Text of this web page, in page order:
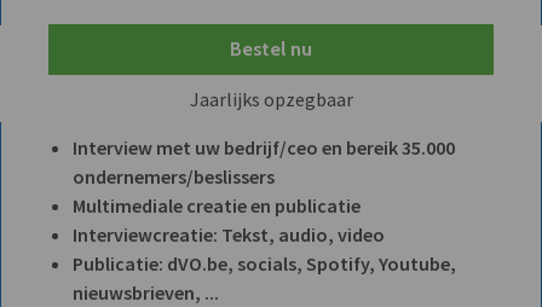
Bestel nu
Jaarlijks opzegbaar
Interview met uw bedrijf/ceo en bereik 35.000
ondernemers/beslissers
Multimediale creatie en publicatie
Interviewcreatie: Tekst, audio, video
Publicatie: dVO.be, socials, Spotify, Youtube,
nieuwsbrieven, ...